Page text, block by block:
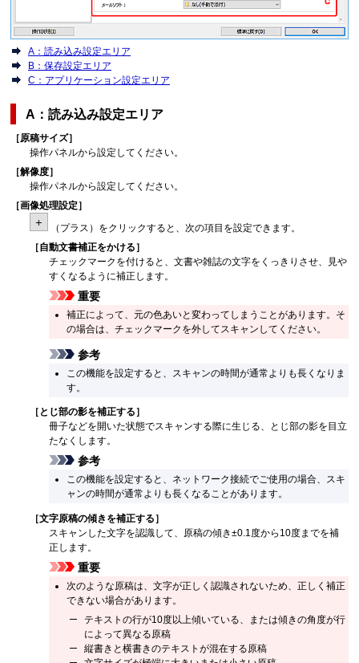
A：読み込み設定エリア
B：保存設定エリア
C：アプリケーション設定エリア
A：読み込み設定エリア
［原稿サイズ］
操作パネルから設定してください。
［解像度］
操作パネルから設定してください。
［画像処理設定］
（プラス）をクリックすると、次の項目を設定できます。
［自動文書補正をかける］
チェックマークを付けると、文書や雑誌の文字をくっきりさせ、見や
すくなるように補正します。
重要
補正によって、元の色あいと変わってしまうことがあります。 そ
の場合は、チェックマークを外してスキャンしてください。
参考
この機能を設定すると、スキャンの時間が通常よりも長くなりま
す。
［ とじ部の影を補正する］
冊子などを開いた状態でスキャンする際に生じる、とじ部の影を目立
たなくします。
参考
この機能を設定すると、ネットワーク接続でご使用の場合、スキ
ャンの時間が通常よりも長くなることがあります。
［文字原稿の傾きを補正する］
スキャンした文字を認識して、原稿の傾き±0.1度から10度までを補
正します。
重要
次のような原稿は、文字が正しく認識されないため、正しく補正
できない場合があります。
テキストの行が10度以上傾いている、または傾きの角度が行
によって異なる原稿
縦書きと横書きのテキストが混在する原稿